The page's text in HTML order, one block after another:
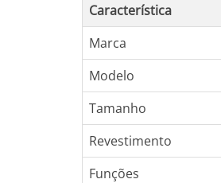
Característica
Marca
Modelo
Tamanho
Revestimento
Funções